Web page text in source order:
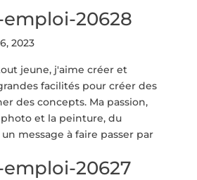
20628
2023
jeune, j'aime créer et
facilités pour créer des
des concepts. Ma passion,
et la peinture, du
message à faire passer par
20627